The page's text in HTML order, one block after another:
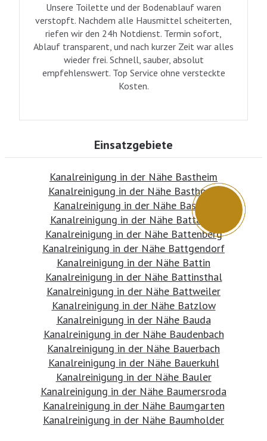
Unsere Toilette und der Bodenablauf waren
verstopft. Nachdem alle Hausmittel scheiterten,
riefen wir den 24h Notdienst. Termin sofort,
Ablauf transparent, und nach kurzer Zeit war alles
wieder frei. Schnell, sauber, absolut
empfehlenswert. Top Service ohne versteckte
Kosten.
Einsatzgebiete
Kanalreinigung in der Nähe Bastheim
Kanalreinigung in der Nähe Basthorst
Kanalreinigung in der Nähe Bastorf
Kanalreinigung in der Nähe Battaune
Kanalreinigung in der Nähe Battenberg
Kanalreinigung in der Nähe Battgendorf
Kanalreinigung in der Nähe Battin
Kanalreinigung in der Nähe Battinsthal
Kanalreinigung in der Nähe Battweiler
Kanalreinigung in der Nähe Batzlow
Kanalreinigung in der Nähe Bauda
Kanalreinigung in der Nähe Baudenbach
Kanalreinigung in der Nähe Bauerbach
Kanalreinigung in der Nähe Bauerkuhl
Kanalreinigung in der Nähe Bauler
Kanalreinigung in der Nähe Baumersroda
Kanalreinigung in der Nähe Baumgarten
Kanalreinigung in der Nähe Baumholder